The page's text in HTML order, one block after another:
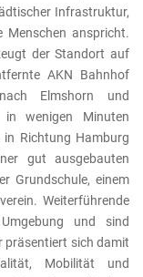
Infrastruktur,
anspricht.
der Standort auf
AKN Bahnhof
Elmshorn und
wenigen Minuten
Richtung Hamburg
gut ausgebauten
Grundschule, einem
Weiterführende
und sind
präsentiert sich damit
Mobilität und